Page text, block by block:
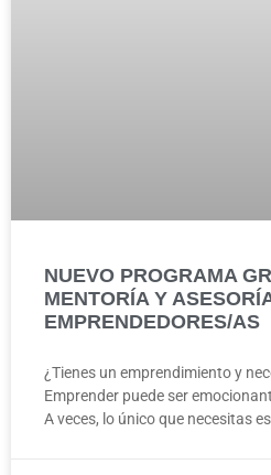
NUEVO PROGRAMA
MENTORÍA Y
EMPRENDEDORES/AS
¿Tienes un emprendimiento y
Emprender puede ser
A veces, lo único que necesitas